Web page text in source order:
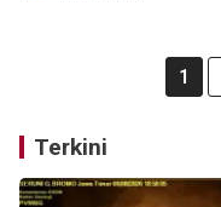
1
Terkini